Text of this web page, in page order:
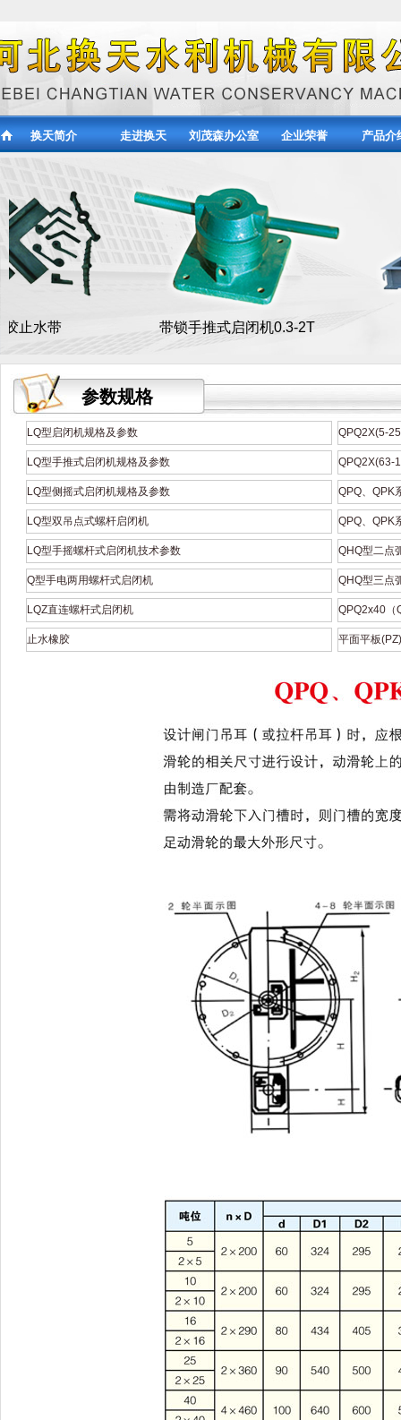
换天简介 走进换天 刘茂森办公室 企业荣誉 产品介
带锁手推式启闭机0.3-2T
参数规格
LQ型启闭机规格及参数 QPQ2X(5-
LQ型手推式启闭机规格及参数 QPQ2X(63-
LQ型侧摇式启闭机规格及参数 QPQ、QPK
LQ型双吊点式螺杆启闭机 QPQ、QPK
LQ型手摇螺杆式启闭机技术参数 QHQ型二点
Q型手电两用螺杆式启闭机 QHQ型三点
LQZ直连螺杆式启闭机 QPQ2x40（
止水橡胶 平面平板